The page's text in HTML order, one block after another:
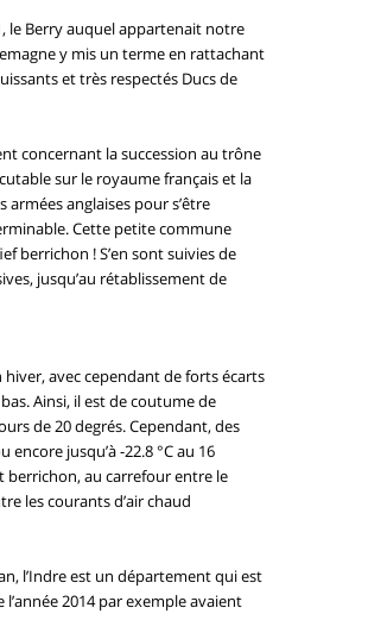
le Berry auquel appartenait notre
y mis un terme en rattachant
et très respectés Ducs de
concernant la succession au trône
sur le royaume français et la
anglaises pour s’être
Cette petite commune
berrichon ! S’en sont suivies de
jusqu’au rétablissement de
hiver, avec cependant de forts écarts
Ainsi, il est de coutume de
de 20 degrés. Cependant, des
jusqu’à -22.8 °C au 16
berrichon, au carrefour entre le
les courants d’air chaud
l’Indre est un département qui est
2014 par exemple avaient